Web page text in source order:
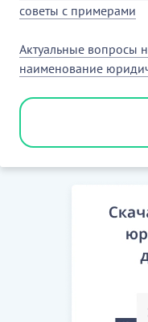
советы с примерами
Актуальные вопросы
наименование